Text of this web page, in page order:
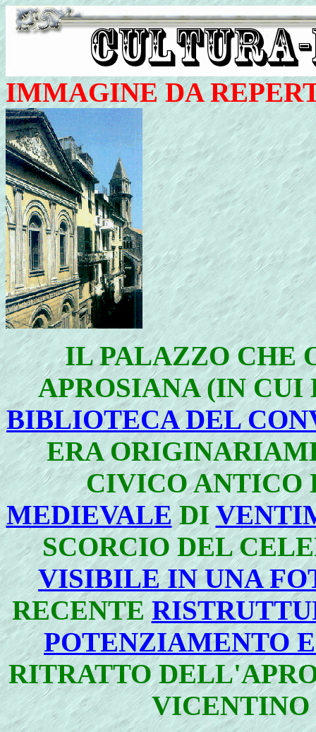
IMMAGINE DA
IL PALAZZO CHE
APROSIANA (IN
BIBLIOTECA DEL
ERA
CIVICO ANTICO
MEDIEVALEDI
SCORCIO DEL
VISIBILE IN UNA
RECENTE
POTENZIAMENTO
RITRATTO
VICENTINO